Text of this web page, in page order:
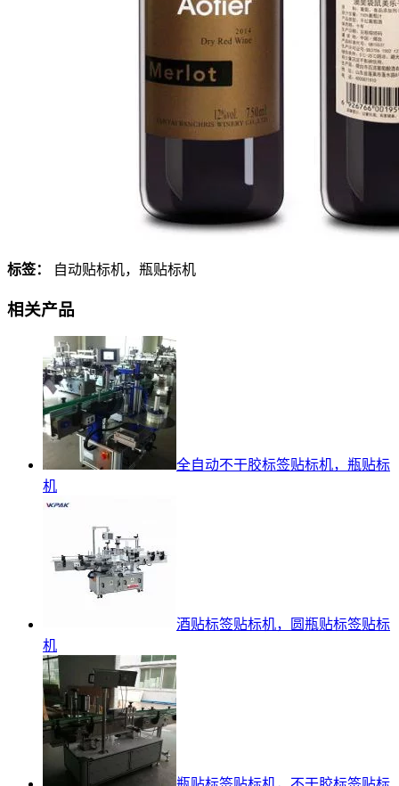
标签： 自动贴标机，瓶贴标机
相关产品
全自动不干胶标签贴标机，瓶贴标
机
酒贴标签贴标机，圆瓶贴标签贴标
机